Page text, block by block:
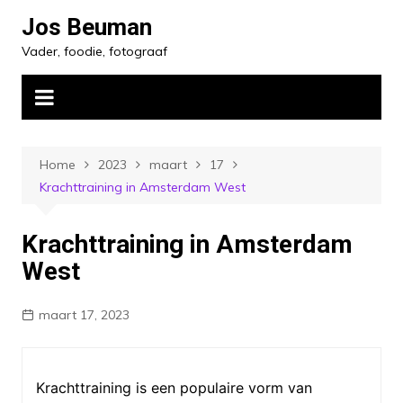
naar
inhoud
Jos Beuman
Vader, foodie, fotograaf
Home 2023 maart
17
Krachttraining in Amsterdam West
Krachttraining in Amsterdam
West
maart 17, 2023
Krachttraining is een populaire vorm van